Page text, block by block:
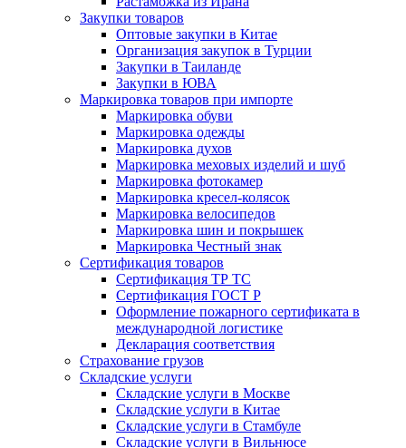
Закупки товаров
Оптовые закупки в Китае
Организация закупок в Турции
Закупки в Таиланде
Закупки в ЮВА
Маркировка товаров при импорте
Маркировка обуви
Маркировка одежды
Маркировка духов
Маркировка меховых изделий и шуб
Маркировка фотокамер
Маркировка кресел-колясок
Маркировка велосипедов
Маркировка шин и покрышек
Маркировка Честный знак
Сертификация товаров
Сертификация ТР ТС
Сертификация ГОСТ Р
Оформление пожарного сертификата в
международной логистике
Декларация соответствия
Страхование грузов
Складские услуги
Складские услуги в Москве
Складские услуги в Китае
Складские услуги в Стамбуле
Складские услуги в Вильнюсе